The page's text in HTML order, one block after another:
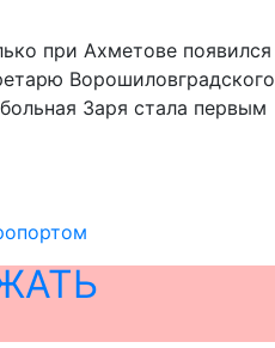
при Ахметове появился
Ворошиловградского
Заря стала первым